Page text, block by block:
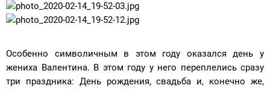
Особенно символичным в этом году оказался день у
жениха Валентина. В этом году у него переплелись сразу
три праздника: День рождения, свадьба и, конечно же,